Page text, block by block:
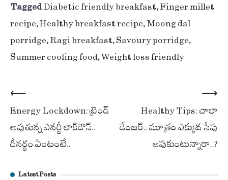
TaggedDiabetic friendly breakfast,Finger millet
recipe,Healthy breakfast recipe,Moong dal
porridge,Ragi breakfast,Savoury porridge,
Summer cooling food,Weight loss friendly
Post
navigation
⟵
Energy Lockdown: ట్రెండ్
అవుతున్న ఎనర్జీ లాక్‌డౌన్..
దీనర్థం ఏంటంటే..
Healthy Tips: చాలా
డేంజర్.. మూత్రం ఎక్కువ సేపు
ఆపుకుంటున్నారా..?
⟶
Latest Posts